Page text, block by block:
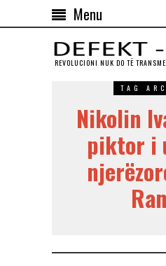
Menu
REVOLUCIONI NUK DO TЁ
TAG
Nikolin
piktor i